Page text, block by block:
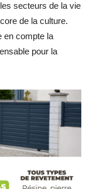
secteurs de la vie
de la culture.
en compte la
pour la